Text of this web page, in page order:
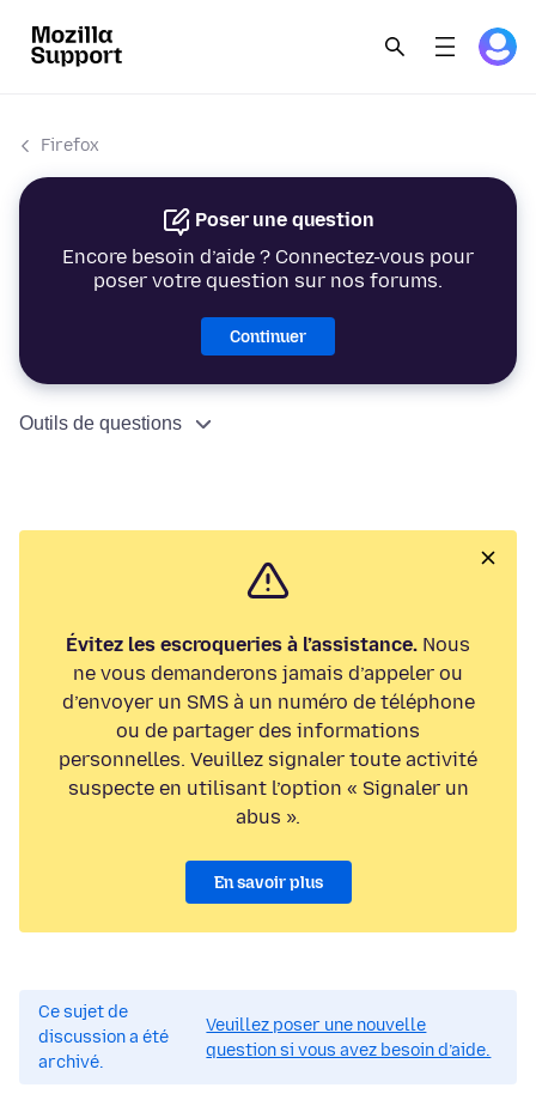
Firefox
Poser une question
Encore besoin d’aide ? Connectez-vous pour
poser votre question sur nos forums.
Continuer
Outils de questions
Évitez les escroqueries à l’assistance. Nous
ne vous demanderons jamais d’appeler ou
d’envoyer un SMS à un numéro de téléphone
ou de partager des informations
personnelles. Veuillez signaler toute activité
suspecte en utilisant l’option « Signaler un
abus ».
En savoir plus
Ce sujet de
discussion a été
archivé.
Veuillez poser une nouvelle
question si vous avez besoin d’aide.